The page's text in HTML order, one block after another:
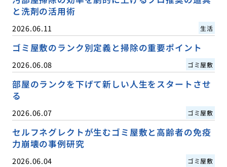
と洗剤の活用術
2026.06.11 生活
ゴミ屋敷のランク別定義と掃除の重要ポイント
2026.06.08 ゴミ屋敷
部屋のランクを下げて新しい人生をスタートさせ
る
2026.06.07 ゴミ屋敷
セルフネグレクトが生むゴミ屋敷と高齢者の免疫
力崩壊の事例研究
2026.06.04 ゴミ屋敷